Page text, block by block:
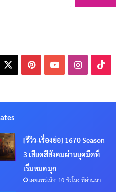
สำหรับ:
PinterestYouTubeInstagram
[รีวิว-เรื่องย่อ] 1670 Season
3 เสียดสีสังคมผ่านยุคมืดที่
เริ่มหมดมุก
เผยแพร่เมื่อ: 10 ชั่วโมง ที่ผ่านมา